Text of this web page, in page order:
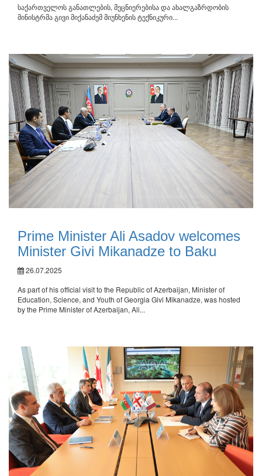
საქართველოს განათლების, მეცნიერებისა და ახალგაზრდობის
მინისტრმა გივი მიქანაძემ მიუნხენის ტექნიკური...
Prime Minister Ali Asadov welcomes
Minister Givi Mikanadze to Baku
26.07.2025
As part of his official visit to the Republic of Azerbaijan, Minister of
Education, Science, and Youth of Georgia Givi Mikanadze, was hosted
by the Prime Minister of Azerbaijan, Ali...